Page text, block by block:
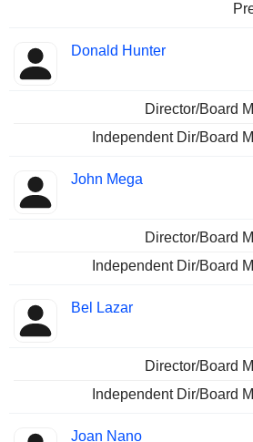
Donald Hunter
Director/Board
Independent Dir/Board
John Mega
Director/Board
Independent Dir/Board
Bel Lazar
Director/Board
Independent Dir/Board
Joan Nano